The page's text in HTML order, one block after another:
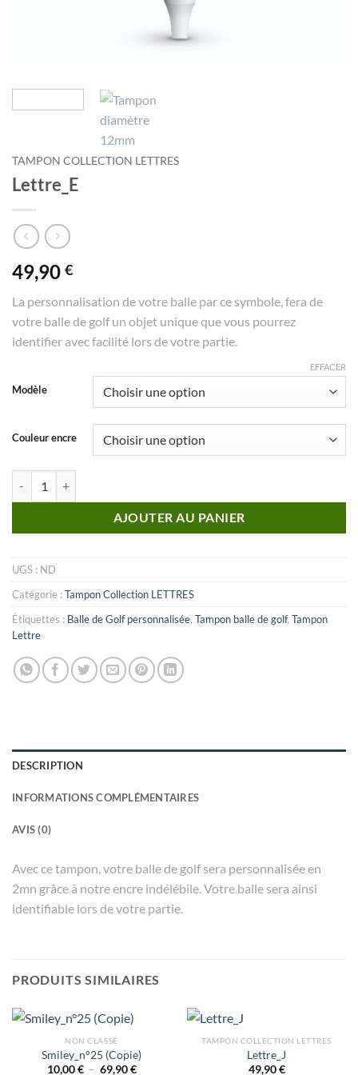
TAMPON COLLECTION LETTRES
Lettre_E
49,90 €
La personnalisation de votre balle par ce symbole, fera de
votre balle de golf un objet unique que vous pourrez
identifier avec facilité lors de votre partie.
Modèle
Couleur encre
EFFACER
AJOUTER AU PANIER
UGS : ND
Catégorie :Tampon Collection LETTRES
Étiquettes : Balle de Golf personnalisée, Tampon balle de golf, Tampon
Lettre
DESCRIPTION
INFORMATIONS COMPLÉMENTAIRES
AVIS (0)
Avec ce tampon, votre balle de golf sera personnalisée en
2mn grâce à notre encre indélébile. Votre balle sera ainsi
identifiable lors de votre partie.
PRODUITS SIMILAIRES
NON CLASSÉ
Smiley_n°25 (Copie)
10,00€ – 69,90€Plage
TAMPON COLLECTION LETTRES
Lettre_J
49,90€